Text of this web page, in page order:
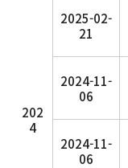
202
4
2025-02-
21
2024-11-
06
2024-11-
06